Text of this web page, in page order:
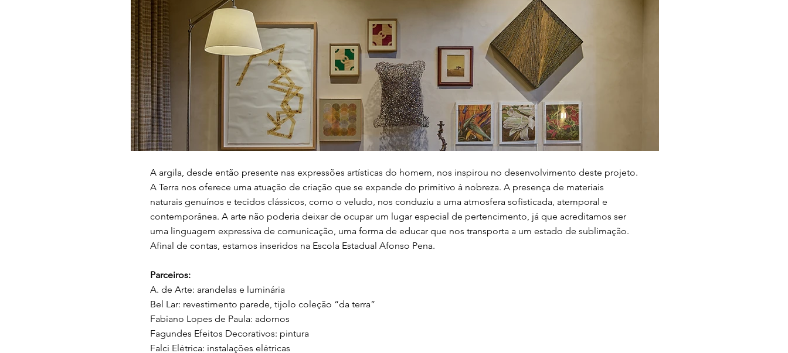
A argila, desde então presente nas expressões artísticas do homem, nos inspirou no desenvolvimento deste projeto.
A Terra nos oferece uma atuação de criação que se expande do primitivo à nobreza. A presença de materiais
naturais genuínos e tecidos clássicos, como o veludo, nos conduziu a uma atmosfera sofisticada, atemporal e
contemporânea. A arte não poderia deixar de ocupar um lugar especial de pertencimento, já que acreditamos ser
uma linguagem expressiva de comunicação, uma forma de educar que nos transporta a um estado de sublimação.
Afinal de contas, estamos inseridos na Escola Estadual Afonso Pena.
Parceiros:
A. de Arte: arandelas e luminária
Bel Lar: revestimento parede, tijolo coleção “da terra”
Fabiano Lopes de Paula: adornos
Fagundes Efeitos Decorativos: pintura
Falci Elétrica: instalações elétricas